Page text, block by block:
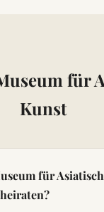
für
Kunst
für